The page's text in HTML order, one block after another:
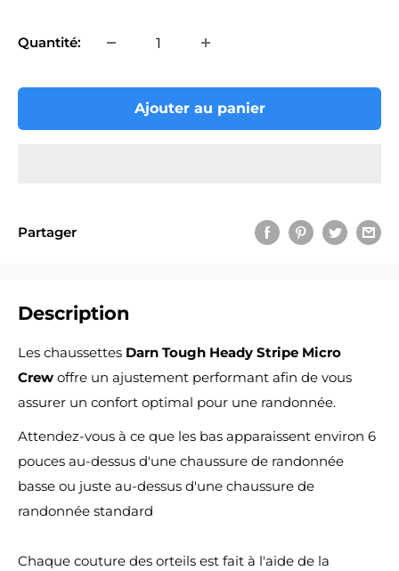
Quantité:
Ajouter au panier
Partager
Description
Les chaussettes Darn Tough Heady Stripe Micro
Crew offre un ajustement performant afin de vous
assurer un confort optimal pour une randonnée.
Attendez-vous à ce que les bas apparaissent environ 6
pouces au-dessus d'une chaussure de randonnée
basse ou juste au-dessus d'une chaussure de
randonnée standard
Chaque couture des orteils est fait à l'aide de la